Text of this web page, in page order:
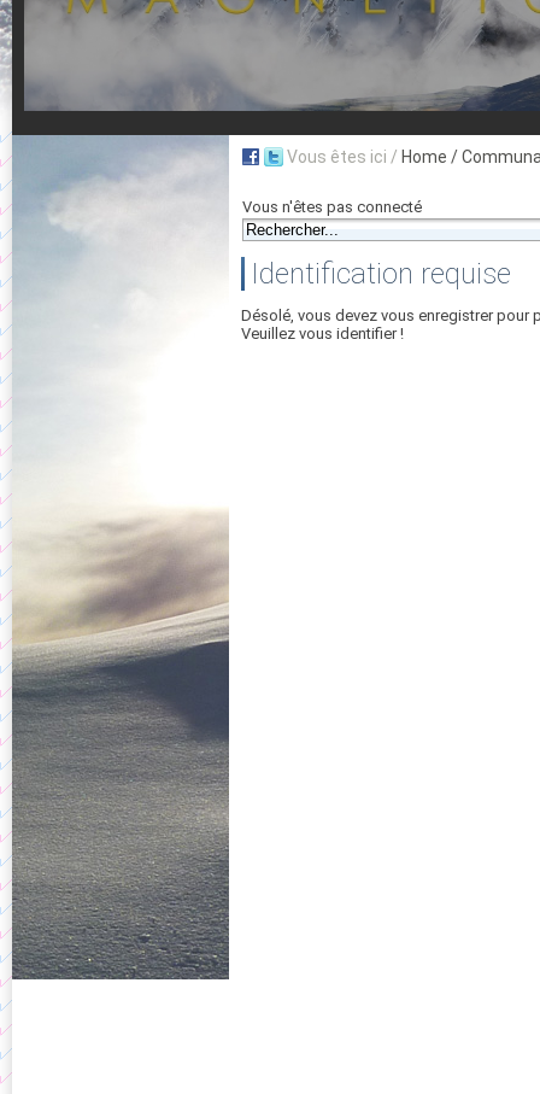
Vous êtes ici / Home /
Vous n'êtes pas connecté
Identification requise
Désolé, vous devez vous enregistrer pour
Veuillez vous identifier !